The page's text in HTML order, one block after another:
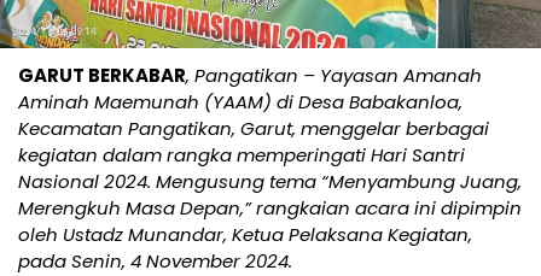
GARUT BERKABAR, Pangatikan – Yayasan Amanah
Aminah Maemunah (YAAM) di Desa Babakanloa,
Kecamatan Pangatikan, Garut, menggelar berbagai
kegiatan dalam rangka memperingati Hari Santri
Nasional 2024. Mengusung tema “Menyambung Juang,
Merengkuh Masa Depan,” rangkaian acara ini dipimpin
oleh Ustadz Munandar, Ketua Pelaksana Kegiatan,
pada Senin, 4 November 2024.